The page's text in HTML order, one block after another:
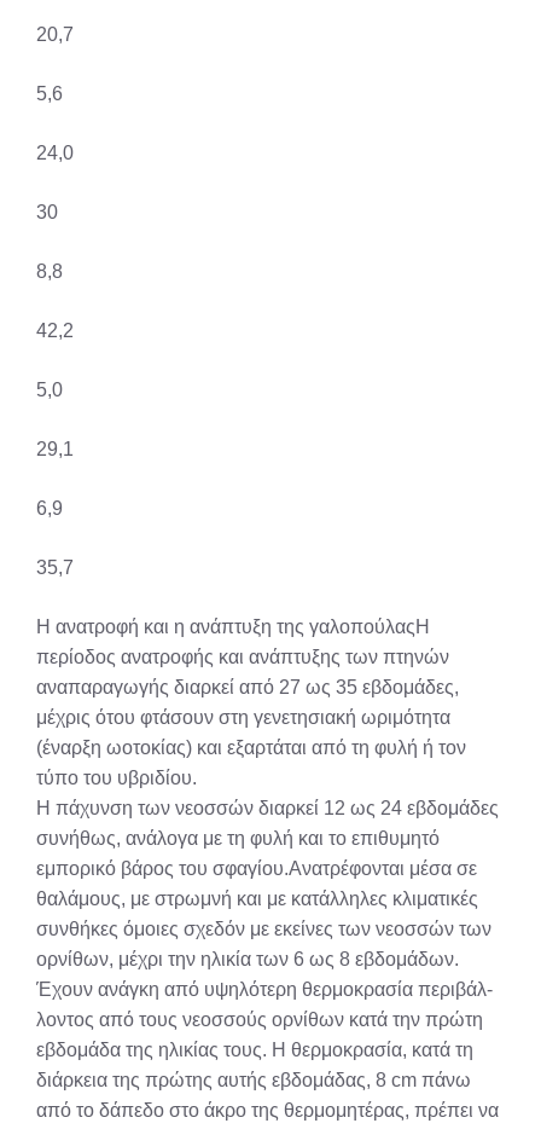
20,7
5,6
24,0
30
8,8
42,2
5,0
29,1
6,9
35,7
Η ανατροφή και η ανάπτυξη της γαλοπούλαςΗ
περίοδος ανατροφής και ανάπτυξης των πτηνών
αναπαραγωγής διαρκεί από 27 ως 35 εβδομάδες,
μέχρις ότου φτάσουν στη γενετησιακή ωριμότητα
(έναρξη ωοτοκίας) και εξαρτάται από τη φυλή ή τον
τύπο του υβριδίου.
Η πάχυνση των νεοσσών διαρκεί 12 ως 24 εβδομάδες
συνήθως, ανάλογα με τη φυλή και το επιθυμητό
εμπορικό βάρος του σφαγίου.Ανατρέφονται μέσα σε
θαλάμους, με στρωμνή και με κατάλληλες κλιματικές
συνθήκες όμοιες σχεδόν με εκείνες των νεοσσών των
ορνίθων, μέχρι την ηλικία των 6 ως 8 εβδομάδων.
Έχουν ανάγκη από υψηλότερη θερμοκρασία περιβάλ­
λοντος από τους νεοσσούς ορνίθων κατά την πρώτη
εβδομάδα της ηλικίας τους. Η θερμοκρασία, κατά τη
διάρκεια της πρώτης αυτής εβδομάδας, 8 cm πάνω
από το δάπεδο στο άκρο της θερμομητέρας, πρέπει να